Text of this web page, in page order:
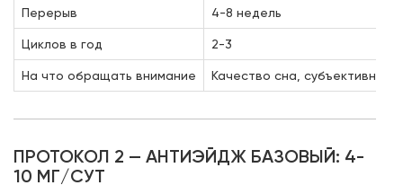
Перерыв 4-8 недель
Циклов в год 2-3
На что обращать внимание Качество сна, субъективная
ПРОТОКОЛ 2 — АНТИЭЙДЖ БАЗОВЫЙ: 4-
10 МГ/СУТ